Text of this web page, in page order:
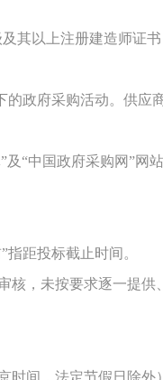
其以上注册建造师证
政府采购活动。供应
“中国政府采购网”网
”指距投标截止时间。
核 ， 未按要求逐一提供
时间，法定节假日除外